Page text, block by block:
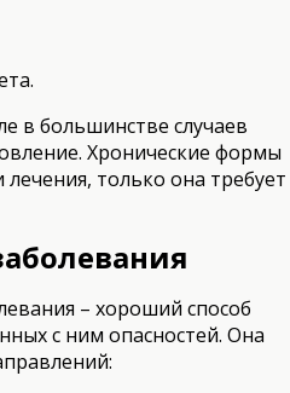
в большинстве случаев
Хронические формы
только она требует
– хороший способ
с ним опасностей. Она